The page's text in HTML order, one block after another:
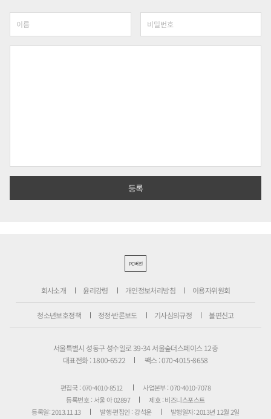
PC버전
회사소개 윤리강령 개인정보처리방침 이용자위원회
청소년보호정책 정정·반론보도 기사심의규정 불편신고
서울특별시 성동구 성수일로 39-34 서울숲더스페이스 12층
대표전화 : 1800-6522
팩스 : 070-4015-8658
편집국 : 070-4010-8512
사업본부 : 070-4010-7078
등록번호 : 서울 아 02897
제호 : 비즈니스포스트
등록일: 2013.11.13
발행·편집인 : 강석운
발행일자: 2013년 12월 2일